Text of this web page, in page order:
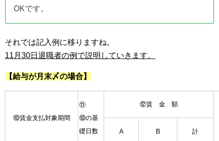
OKです。
それでは記入例に移りますね。
11月30日退職者の例で説明していきます。
【給与が月末〆の場合】
⑩賃金支払対象期間
⑪
⑩の基
礎日数
⑫賃 金 額
A B 計